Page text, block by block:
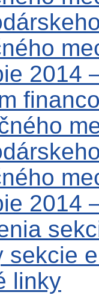
2014
2014
sekcie
linky